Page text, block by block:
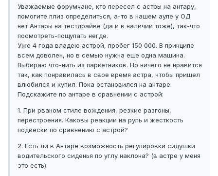
Уважаемые форумчане, кто пересел с астры на антару,
помогите плиз определиться, а-то в нашем ауле у ОД
нет Антары на тестдрайве (да и в наличии тоже), так-что
посмотреть-пощупать негде.
Уже 4 года владею астрой, пробег 150 000. В принципе
всем доволен, но в семью нужна еще одна машина.
Выбираю что-нить из паркетников. Но ничего не нравится
так, как понравилась в свое время астра, чтобы пришел
влюбился и купил. Пока остановился на антаре.
Подскажите по антаре в сравнении с астрой:
1. При рваном стиле вождения, резкие разгоны,
перестроения. Каковы реакции на руль и жесткость
подвески по сравнению с астрой?
2. Есть ли в Антаре возможность регулировки сидушки
водительского сиденья по углу наклона? (в астре у меня
это есть)